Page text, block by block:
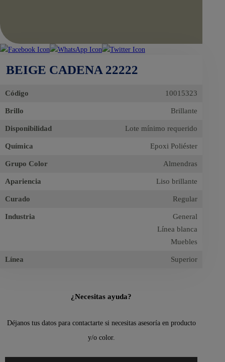
BEIGE CADENA 22222
Código 10015323
Brillo Brillante
Disponibilidad Lote mínimo requerido
Química Epoxi Poliéster
Grupo Color Almendras
Apariencia Liso brillante
Curado Regular
Industria
General
Línea blanca
Muebles
Línea Superior
¿Necesitas ayuda?
Déjanos tus datos para contactarte si necesitas asesoría en producto
y/o color.